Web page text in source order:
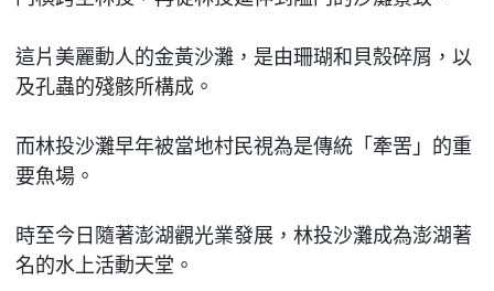
這片美麗動人的金黃沙灘，是由珊瑚和貝殼碎屑，以
及孔蟲的殘骸所構成。
而林投沙灘早年被當地村民視為是傳統「牽罟」的重
要魚場。
時至今日隨著澎湖觀光業發展，林投沙灘成為澎湖著
名的水上活動天堂。